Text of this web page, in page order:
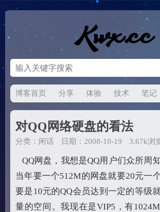
博客首页 分享 体验 技术 笔记
对QQ网络硬盘的看法
分类： 闲话 日期：2008-10-19 3.67k浏
QQ网盘，我想是QQ用户们众所周
当年要一个512M的网盘就要20元一
要是10元的QQ会员达到一定的等级
量的空间。我现在是VIP5，有